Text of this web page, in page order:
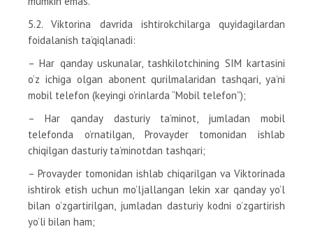
5.2. Viktorina davrida ishtirokchilarga quyidagilardan
foidalanish ta’qiqlanadi:
– Har qanday uskunalar, tashkilotchining SIM kartasini
o’z ichiga olgan abonent qurilmalaridan tashqari, ya’ni
mobil telefon (keyingi o’rinlarda “Mobil telefon”);
– Har qanday dasturiy ta’minot, jumladan mobil
telefonda o’rnatilgan, Provayder tomonidan ishlab
chiqilgan dasturiy ta’minotdan tashqari;
– Provayder tomonidan ishlab chiqarilgan va Viktorinada
ishtirok etish uchun mo’ljallangan lekin xar qanday yo’l
bilan o’zgartirilgan, jumladan dasturiy kodni o’zgartirish
yo’li bilan ham;